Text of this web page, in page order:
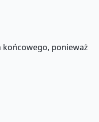
końcowego, ponieważ